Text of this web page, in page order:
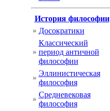
История философии
Досократики
Классический
период античной
философии
Эллинистическая
философия
Cредневековая
философия